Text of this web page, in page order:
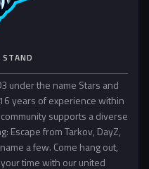
under the name Stars and
years of experience within
supports a diverse
Escape from Tarkov, DayZ,
a few. Come hang out,
time with our united